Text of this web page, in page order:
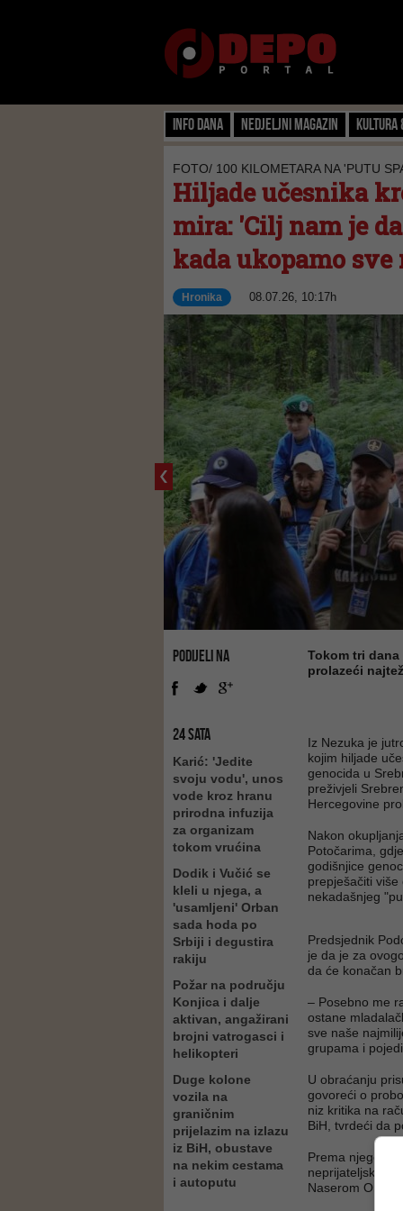
Info dana Nedjeljni magazin Kultura
FOTO/ 100 KILOMETARA NA 'PUTU
Hiljade učesnika
mira: 'Cilj nam je
kada ukopamo
Hronika 08.07.26, 10:17h
PODIJELI NA
24 SATA
Karić: 'Jedite
svoju vodu', unos
vode kroz hranu
prirodna infuzija
za organizam
tokom vrućina
Dodik i Vučić se
kleli u njega, a
'usamljeni' Orban
sada hoda po
Srbiji i degustira
rakiju
Požar na području
Konjica i dalje
aktivan, angažirani
brojni vatrogasci i
helikopteri
Duge kolone
vozila na
graničnim
prijelazim na izlazu
iz BiH, obustave
na nekim cestama
i autoputu
Tokom tri
prolazeći
Iz Nezuka je
kojim hiljade
genocida u
preživjeli
Hercegovine
Nakon
Potočarima,
godišnjice
prepješačiti
nekadašnjeg
Predsjednik
je da je za
da će konačan
– Posebno me
ostane
sve naše
grupama i
U obraćanju
govoreći o
niz kritika na
BiH, tvrdeći da
Prema
neprijateljske
Naserom Orićem.